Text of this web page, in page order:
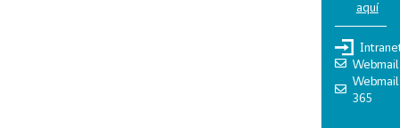
aquí
Webmail
Webmail
365